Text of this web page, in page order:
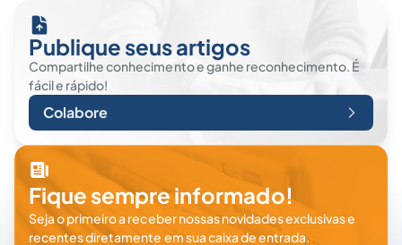
Publique seus artigos
Compartilhe conhecimento e ganhe reconhecimento. É
fácil e rápido!
Colabore
Fique sempre informado!
Seja o primeiro a receber nossas novidades exclusivas e
recentes diretamente em sua caixa de entrada.